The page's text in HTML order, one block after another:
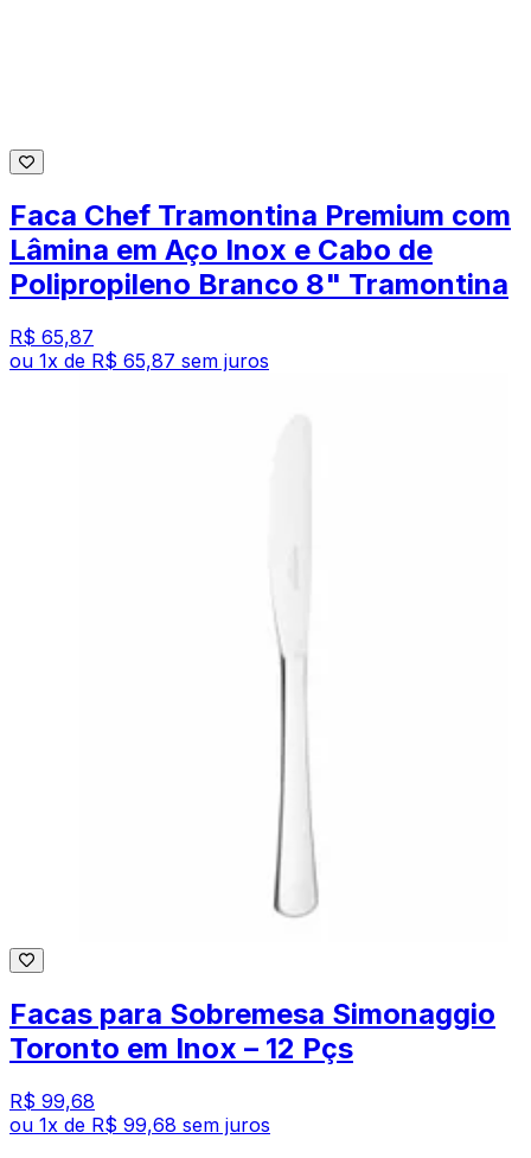
Faca Chef Tramontina Premium com
Lâmina em Aço Inox e Cabo de
Polipropileno Branco 8" Tramontina
R$ 65,87
ou 1x de R$ 65,87 sem juros
Facas para Sobremesa Simonaggio
Toronto em Inox – 12 Pçs
R$ 99,68
ou 1x de R$ 99,68 sem juros